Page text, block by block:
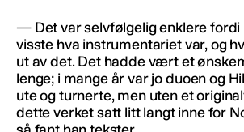
— Det var selvfølgelig enklere fordi
visste hva instrumentariet var, og
ut av det. Det hadde vært et
lenge; i mange år var jo duoen og
ute og turnerte, men uten et
dette verket satt litt langt inne for